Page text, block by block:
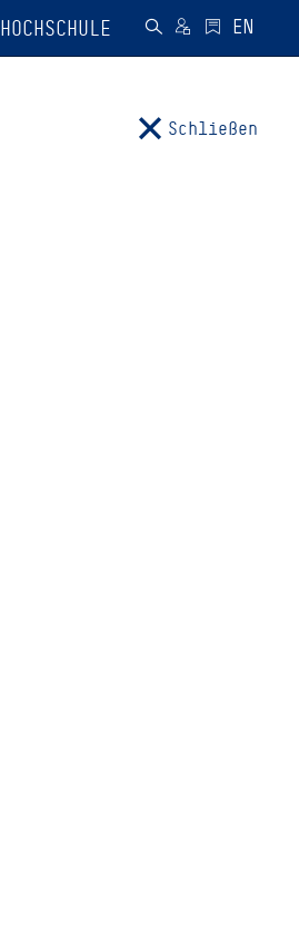
HOCHSCHULE
Schließen